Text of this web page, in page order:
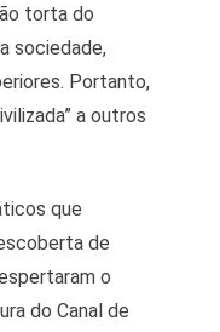
torta do
sociedade,
Portanto,
a outros
que
de
o
do Canal de